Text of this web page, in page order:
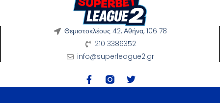
Θεμιστοκλέους 42, Αθήνα, 106 78
210 3386352
info@superleague2.gr